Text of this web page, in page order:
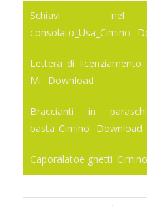
Schiavi
consolato_Usa_Cimino
Lettera di licenziamento
Mi
Download
Braccianti in
basta_Cimino
Download
Caporalatoe ghetti_Cimino